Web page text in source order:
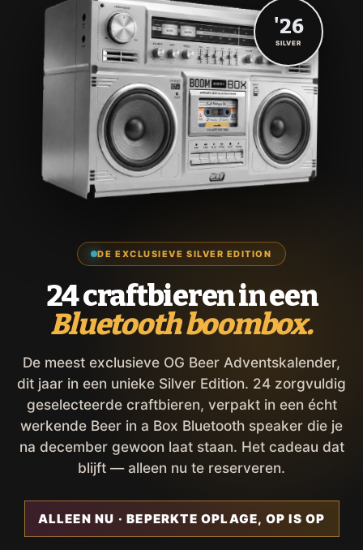
DE EXCLUSIEVE SILVER EDITION
24 craftbieren in een
Bluetooth boombox.
De meest exclusieve OG Beer Adventskalender,
dit jaar in een unieke Silver Edition. 24 zorgvuldig
geselecteerde craftbieren, verpakt in een écht
werkende Beer in a Box Bluetooth speaker die je
na december gewoon laat staan. Het cadeau dat
blijft — alleen nu te reserveren.
ALLEEN NU · BEPERKTE OPLAGE, OP IS OP
'26
SILVER